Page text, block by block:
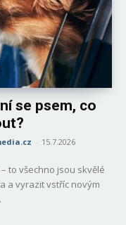
se psem, co
- 15.7.2026
to všechno jsou skvělé
a vyrazit vstříc novým